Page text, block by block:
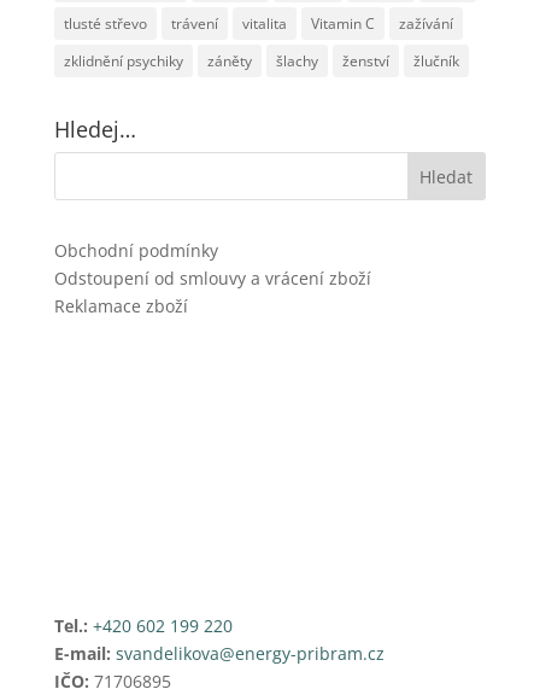
tlusté střevo
trávení vitalita Vitamin C
zažívání
zklidnění psychiky
záněty šlachy ženství žlučník
Hledej…
Obchodní podmínky
Odstoupení od smlouvy a vrácení zboží
Reklamace zboží
Tel.: +420 602 199 220
E-mail: svandelikova@energy-pribram.cz
IČO: 71706895